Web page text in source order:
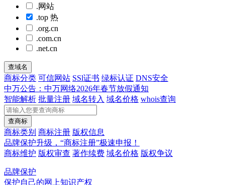
.网站
.top 热
.org.cn
.com.cn
.net.cn
查域名
商标分类 可信网站 SSl证书 绿标认证 DNS安全
中万公告：中万网络2026年春节放假通知
智能解析 批量注册 域名转入 域名价格 whois查询
查商标
商标类别 商标注册 版权信息
品牌保护升级，“商标注册”极速申报！
商标维护 版权审查 著作续费 域名价格 版权争议
品牌保护
保护自己的网上知识产权